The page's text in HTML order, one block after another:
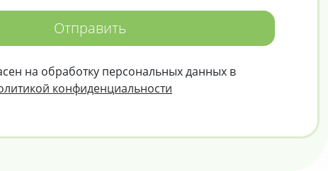
Отправить
на обработку персональных данных в
конфиденциальности